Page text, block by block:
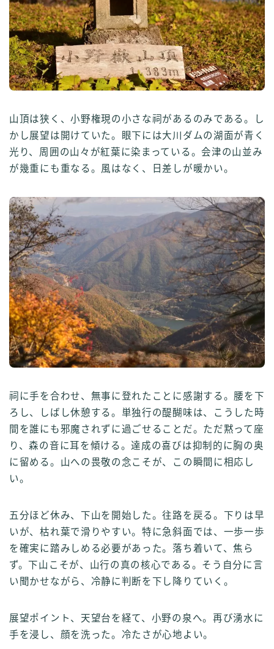
山頂は狭く、小野権現の小さな祠があるのみである。し
かし展望は開けていた。眼下には大川ダムの湖面が青く
光り、周囲の山々が紅葉に染まっている。会津の山並み
が幾重にも重なる。風はなく、日差しが暖かい。
祠に手を合わせ、無事に登れたことに感謝する。腰を下
ろし、しばし休憩する。単独行の醍醐味は、こうした時
間を誰にも邪魔されずに過ごせることだ。ただ黙って座
り、森の音に耳を傾ける。達成の喜びは抑制的に胸の奥
に留める。山への畏敬の念こそが、この瞬間に相応し
い。
五分ほど休み、下山を開始した。往路を戻る。下りは早
いが、枯れ葉で滑りやすい。特に急斜面では、一歩一歩
を確実に踏みしめる必要があった。落ち着いて、焦ら
ず。下山こそが、山行の真の核心である。そう自分に言
い聞かせながら、冷静に判断を下し降りていく。
展望ポイント、天望台を経て、小野の泉へ。再び湧水に
手を浸し、顔を洗った。冷たさが心地よい。